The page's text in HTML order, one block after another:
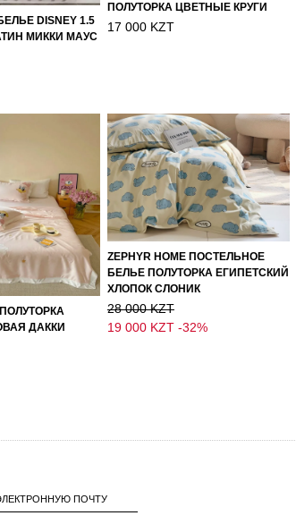
DISNEY 1.5
МИККИ МАУС
ПОЛУТОРКА ЦВЕТНЫЕ КРУГИ
17 000 KZT
ПОЛУТОРКА
ДАККИ
ZEPHYR HOME ПОСТЕЛЬНОЕ
БЕЛЬЕ ПОЛУТОРКА ЕГИПЕТСКИЙ
ХЛОПОК СЛОНИК
28 000 KZT
19 000 KZT -32%
ПОЧТУ